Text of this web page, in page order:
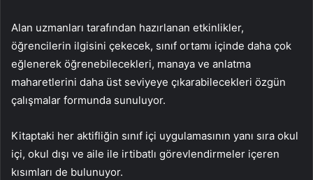
Alan uzmanları tarafından hazırlanan etkinlikler,
öğrencilerin ilgisini çekecek, sınıf ortamı içinde daha çok
eğlenerek öğrenebilecekleri, manaya ve anlatma
maharetlerini daha üst seviyeye çıkarabilecekleri özgün
çalışmalar formunda sunuluyor.
Kitaptaki her aktifliğin sınıf içi uygulamasının yanı sıra okul
içi, okul dışı ve aile ile irtibatlı görevlendirmeler içeren
kısımları de bulunuyor.